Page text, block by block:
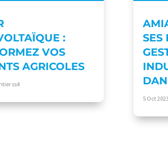
:
VOS
AGRICOLES
ss4
SES
5 Oct 2023